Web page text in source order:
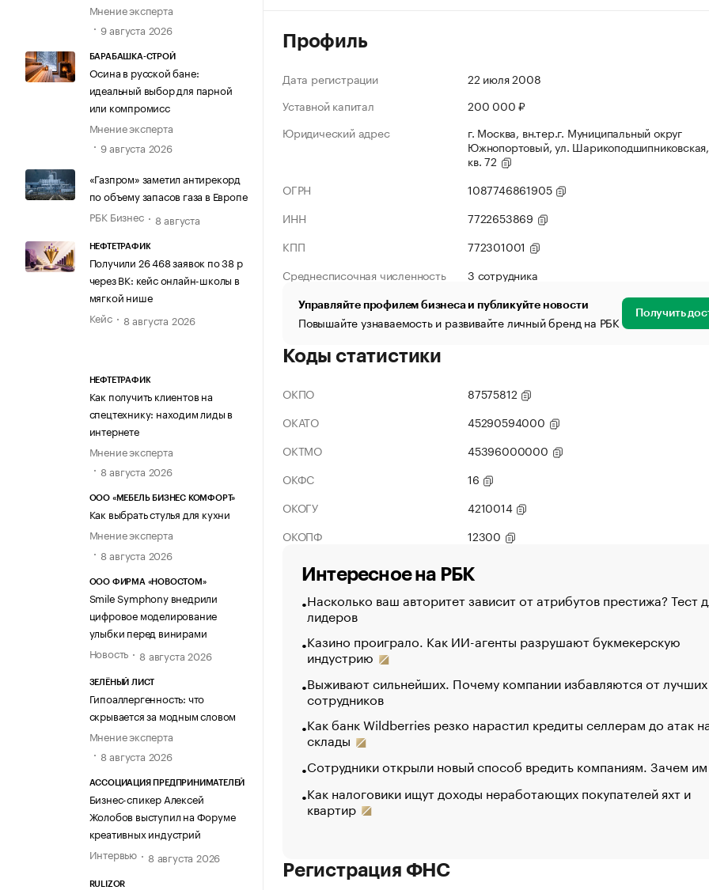
Мнение эксперта
9 августа 2026
БАРАБАШКА-СТРОЙ
Осина в русской бане:
идеальный выбор для парной
или компромисс
Мнение эксперта
9 августа 2026
«Газпром» заметил антирекорд
по объему запасов газа в Европе
РБК Бизнес
8 августа
НЕФТЕТРАФИК
Получили 26 468 заявок по 38 р
через ВК: кейс онлайн-школы в
мягкой нише
Кейс
8 августа 2026
НЕФТЕТРАФИК
Как получить клиентов на
спецтехнику: находим лиды в
интернете
Мнение эксперта
8 августа 2026
ООО «МЕБЕЛЬ БИЗНЕС КОМФОРТ»
Как выбрать стулья для кухни
Мнение эксперта
8 августа 2026
ООО ФИРМА «НОВОСТОМ»
Smile Symphony внедрили
цифровое моделирование
улыбки перед винирами
Новость
8 августа 2026
ЗЕЛЁНЫЙ ЛИСТ
Гипоаллергенность: что
скрывается за модным словом
Мнение эксперта
8 августа 2026
АССОЦИАЦИЯ ПРЕДПРИНИМАТЕЛЕЙ
Бизнес-спикер Алексей
Жолобов выступил на Форуме
креативных индустрий
Интервью
8 августа 2026
RULIZOR
Профиль
Дата регистрации
22 июля 2008
Уставной капитал
200 000 ₽
Юридический адрес
г. Москва, вн.тер.г. Муниципальный округ
Южнопортовый, ул.
кв. 72
ОГРН
1087746861905
ИНН
7722653869
КПП
772301001
Среднесписочная численность
3 сотрудника
Управляйте профилем бизнеса и публикуйте новости
Повышайте узнаваемость и развивайте личный бренд на РБК Получить
Коды статистики
ОКПО
87575812
ОКАТО
45290594000
ОКТМО
45396000000
ОКФС
16
ОКОГУ
4210014
ОКОПФ
12300
Интересное на РБК
Насколько ваш авторитет зависит от атрибутов престижа? Тест
лидеров
Казино проиграло. Как ИИ-агенты разрушают букмекерскую
индустрию
Выживают сильнейших. Почему компании избавляются от лучших
сотрудников
Как банк Wildberries резко нарастил кредиты селлерам до атак
склады
Сотрудники открыли новый способ вредить компаниям. Зачем
Как налоговики ищут доходы неработающих покупателей яхт и
квартир
Регистрация ФНС